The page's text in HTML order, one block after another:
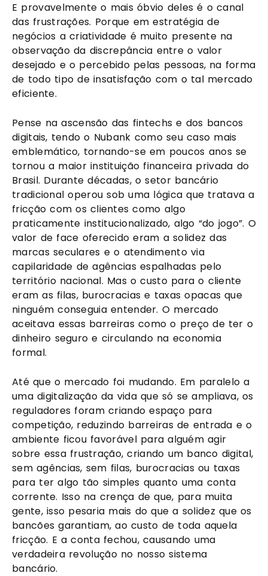
E provavelmente o mais óbvio deles é o canal
das frustrações. Porque em estratégia de
negócios a criatividade é muito presente na
observação da discrepância entre o valor
desejado e o percebido pelas pessoas, na forma
de todo tipo de insatisfação com o tal mercado
eficiente.
Pense na ascensão das fintechs e dos bancos
digitais, tendo o Nubank como seu caso mais
emblemático, tornando-se em poucos anos se
tornou a maior instituição financeira privada do
Brasil. Durante décadas, o setor bancário
tradicional operou sob uma lógica que tratava a
fricção com os clientes como algo
praticamente institucionalizado, algo “do jogo”. O
valor de face oferecido eram a solidez das
marcas seculares e o atendimento via
capilaridade de agências espalhadas pelo
território nacional. Mas o custo para o cliente
eram as filas, burocracias e taxas opacas que
ninguém conseguia entender. O mercado
aceitava essas barreiras como o preço de ter o
dinheiro seguro e circulando na economia
formal.
Até que o mercado foi mudando. Em paralelo a
uma digitalização da vida que só se ampliava, os
reguladores foram criando espaço para
competição, reduzindo barreiras de entrada e o
ambiente ficou favorável para alguém agir
sobre essa frustração, criando um banco digital,
sem agências, sem filas, burocracias ou taxas
para ter algo tão simples quanto uma conta
corrente. Isso na crença de que, para muita
gente, isso pesaria mais do que a solidez que os
bancões garantiam, ao custo de toda aquela
fricção. E a conta fechou, causando uma
verdadeira revolução no nosso sistema
bancário.